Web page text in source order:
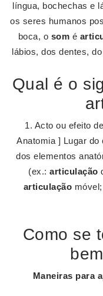
língua, bochechas e
os seres humanos
boca, o som é
lábios, dos dentes,
Qual é o
1. Acto ou efeito de
Anatomia ] Lugar do
dos elementos
(ex.: articulação
articulação
Como se
Maneiras para